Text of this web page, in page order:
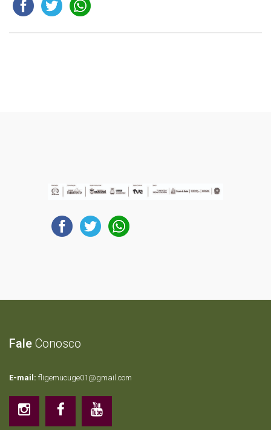
Fale Conosco
E-mail: fligemucuge01@gmail.com